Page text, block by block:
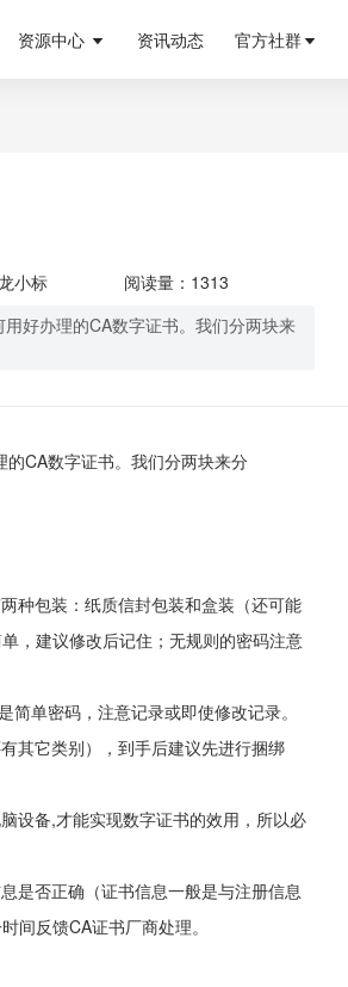
资源中心 资讯动态 官方社群
小标
阅读量：1313
好办理的CA数字证书。我们分两块来
CA数字证书。我们分两块来分
种包装：纸质信封包装和盒装（还可能
，建议修改后记住；无规则的密码注意
单密码，注意记录或即使修改记录。
其它类别），到手后建议先进行捆绑
设备,才能实现数字证书的效用，所以必
是否正确（证书信息一般是与注册信息
间反馈CA证书厂商处理。